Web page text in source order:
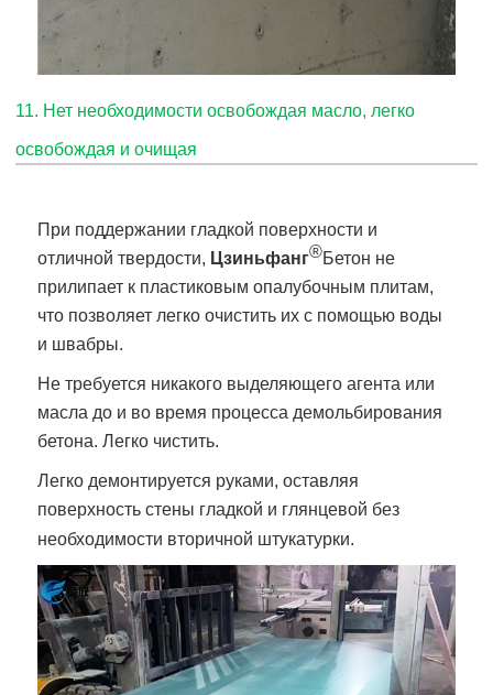
11. Нет необходимости освобождая масло, легко
освобождая и очищая
При поддержании гладкой поверхности и
отличной твердости, Цзиньфанг®Бетон не
прилипает к пластиковым опалубочным плитам,
что позволяет легко очистить их с помощью воды
и швабры.
Не требуется никакого выделяющего агента или
масла до и во время процесса демольбирования
бетона. Легко чистить.
Легко демонтируется руками, оставляя
поверхность стены гладкой и глянцевой без
необходимости вторичной штукатурки.